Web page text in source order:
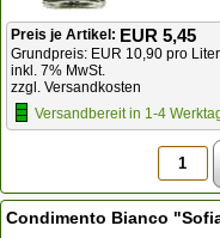
Preis je Artikel: EUR 5,45
Grundpreis: EUR 10,90 pro Liter
inkl. 7% MwSt.
zzgl. Versandkosten
Versandbereit in 1-4
Condimento Bianco